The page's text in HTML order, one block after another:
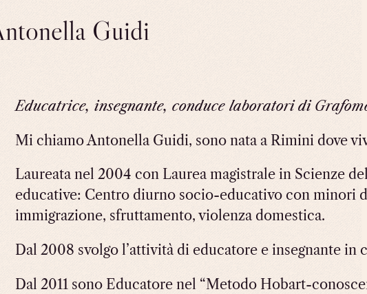
Guidi
Educatrice, insegnante, conduce laboratori di
Mi chiamo Antonella Guidi, sono nata a Rimini dove
Laureata nel 2004 con Laurea magistrale in Scienze
educative: Centro diurno socio-educativo con minori
immigrazione, sfruttamento, violenza domestica.
Dal 2008 svolgo l’attività di educatore e insegnante in
Dal 2011 sono Educatore nel “Metodo Hobart-